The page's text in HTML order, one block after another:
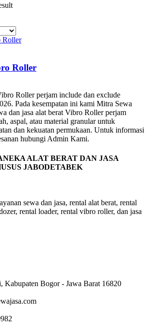
Roller
Roller perjam include dan exclude
Pada kesempatan ini kami Mitra Sewa
dan jasa alat berat Vibro Roller perjam
aspal, atau material granular untuk
dan kekuatan permukaan. Untuk informasi
hubungi Admin Kami.
ALAT BERAT DAN JASA
JABODETABEK
sewa dan jasa, rental alat berat, rental
rental loader, rental vibro roller, dan jasa
Kabupaten Bogor - Jawa Barat 16820